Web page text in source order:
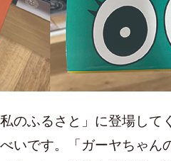
のふるさと」に登場して
いです。「ガーヤちゃん